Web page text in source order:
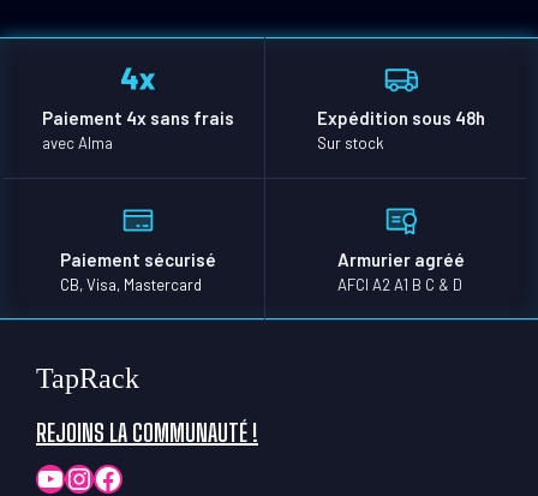
Paiement 4x sans frais
avec Alma
Expédition sous 48h
Sur stock
Paiement sécurisé
CB, Visa, Mastercard
Armurier agréé
AFCI A2 A1 B C & D
TapRack
REJOINS LA COMMUNAUTÉ !
YouTube
Instagram
Facebook